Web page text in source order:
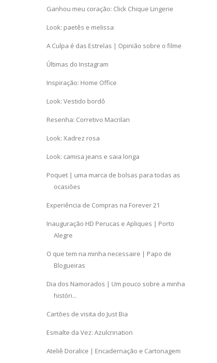
Ganhou meu coração: Click Chique Lingerie
Look: paetês e melissa
A Culpa é das Estrelas | Opinião sobre o filme
Últimas do Instagram
Inspiração: Home Office
Look: Vestido bordô
Resenha: Corretivo Macrilan
Look: Xadrez rosa
Look: camisa jeans e saia longa
Poquet | uma marca de bolsas para todas as
ocasiões
Experiência de Compras na Forever 21
Inauguração HD Perucas e Apliques | Porto
Alegre
O que tem na minha necessaire | Papo de
Blogueiras
Dia dos Namorados | Um pouco sobre a minha
históri...
Cartões de visita do Just Bia
Esmalte da Vez: Azulcrination
Ateliê Doralice | Encadernação e Cartonagem